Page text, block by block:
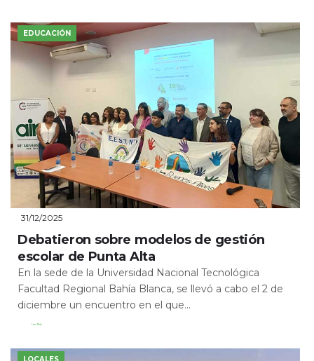
EDUCACIÓN
31/12/2025
Debatieron sobre modelos de gestión
escolar de Punta Alta
En la sede de la Universidad Nacional Tecnológica
Facultad Regional Bahía Blanca, se llevó a cabo el 2 de
diciembre un encuentro en el que...
Leer Más